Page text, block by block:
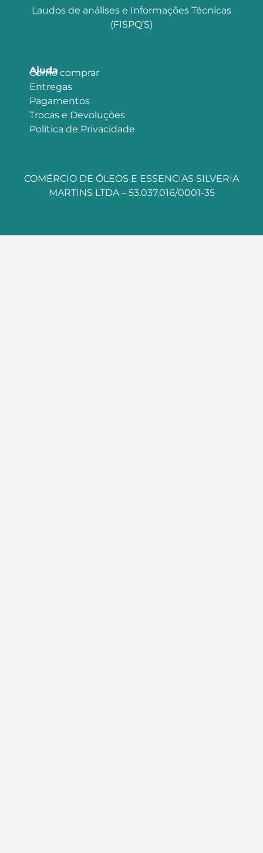
Laudos de análises e Informações Técnicas
(FISPQ’S)
Ajuda
Como comprar
Entregas
Pagamentos
Trocas e Devoluções
Política de Privacidade
COMÉRCIO DE ÓLEOS E ESSENCIAS SILVERIA
MARTINS LTDA – 53.037.016/0001-35